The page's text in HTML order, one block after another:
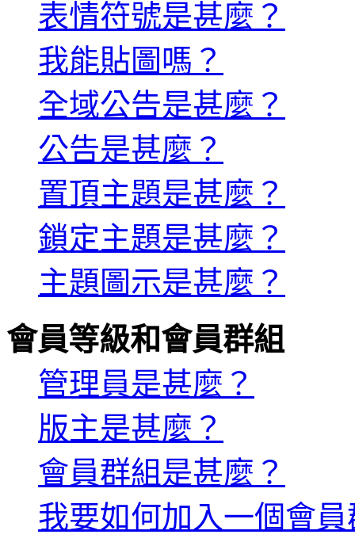
表情符號是甚麼？
我能貼圖嗎？
全域公告是甚麼？
公告是甚麼？
置頂主題是甚麼？
鎖定主題是甚麼？
主題圖示是甚麼？
會員等級和會員群組
管理員是甚麼？
版主是甚麼？
會員群組是甚麼？
我要如何加入一個會